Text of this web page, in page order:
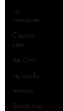
my
narratives
Cinema
critic
Art Critic
my books
Fashion
Satisfiction